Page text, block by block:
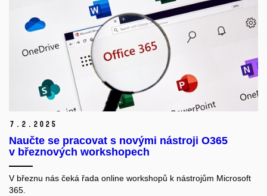
7. 2. 2025
Naučte se pracovat s novými nástroji O365
v březnových workshopech
V březnu nás čeká řada online workshopů k nástrojům Microsoft
365.